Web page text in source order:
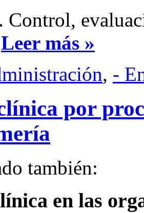
Leer más »
, -
por
también:
en las